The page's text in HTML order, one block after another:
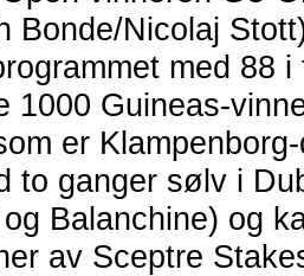
Bonde/Nicolaj
med 88 i
1000 Guineas-
er
to ganger sølv i
Balanchine) og
av Sceptre